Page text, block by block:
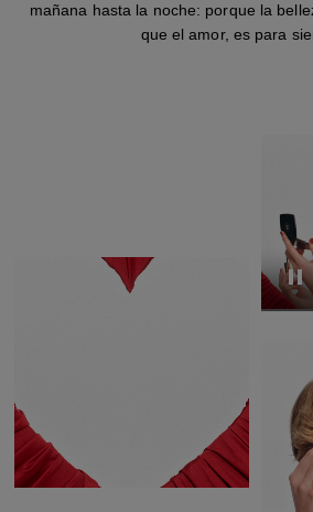
mañana hasta la noche: porque la
que el amor, es para
Pausar el vídeoActivar el sonido del vídeo
Expandir a pantalla